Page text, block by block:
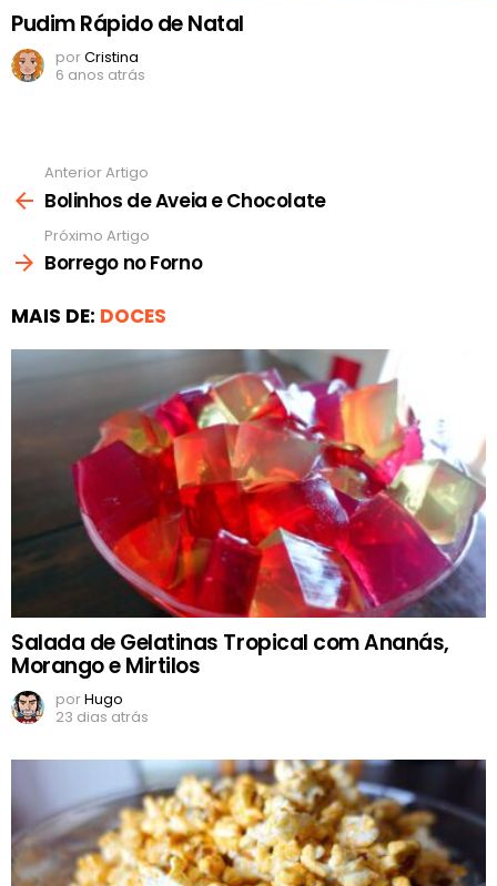
Pudim Rápido de Natal
porCristina
6 anos atrás
mais
Anterior Artigo
Bolinhos de Aveia e Chocolate
Próximo Artigo
Borrego no Forno
MAIS DE: DOCES
Salada de Gelatinas Tropical com Ananás,
Morango e Mirtilos
porHugo
23 dias atrás